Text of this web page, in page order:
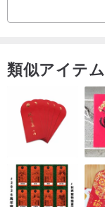
類似アイテム